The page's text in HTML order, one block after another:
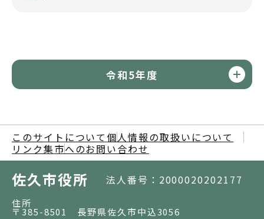
令和5年度
このサイトについて 個人情報の取扱いについて
リンク集市へのお問い合わせ
佐久市役所 法人番号：2000020202177
住所
〒385-8501 長野県佐久市中込3056